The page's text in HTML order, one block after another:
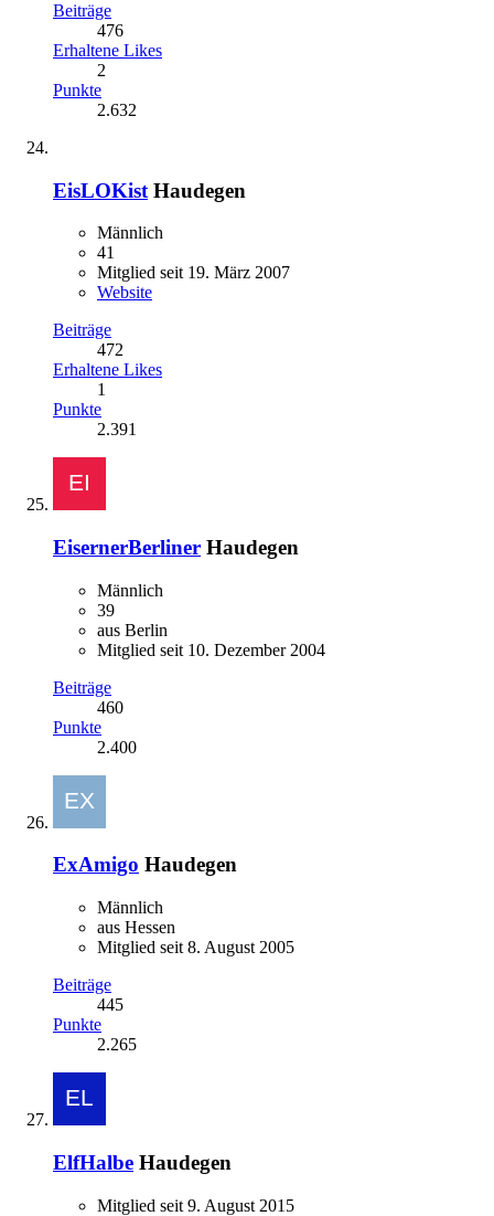
Beiträge
476
Erhaltene Likes
2
Punkte
2.632
EisLOKist Haudegen
Männlich
41
Mitglied seit 19. März 2007
Website
Beiträge
472
Erhaltene Likes
1
Punkte
2.391
EisernerBerliner Haudegen
Männlich
39
aus Berlin
Mitglied seit 10. Dezember 2004
Beiträge
460
Punkte
2.400
ExAmigo Haudegen
Männlich
aus Hessen
Mitglied seit 8. August 2005
Beiträge
445
Punkte
2.265
ElfHalbe Haudegen
Mitglied seit 9. August 2015